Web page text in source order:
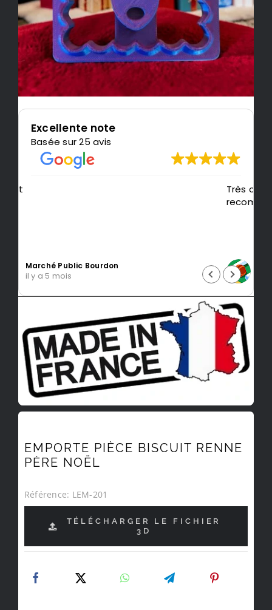
Excellente note
Basée sur 25 avis
Intragest Etude
il y a 5 mois
EMPORTE PIÈCE BISCUIT RENNE
PÈRE NOËL
Référence: LEM-201
TÉLÉCHARGER LE FICHIER
3D